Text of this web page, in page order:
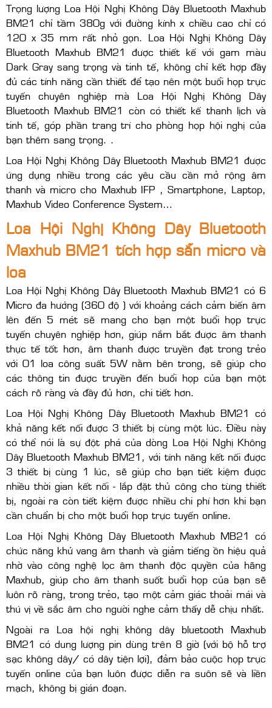
Trọng lượng Loa Hội Nghị Không Dây Bluetooth Maxhub
BM21 chỉ tầm 380g với đường kính x chiều cao chỉ có
120 x 35 mm rất nhỏ gọn. Loa Hội Nghị Không Dây
Bluetooth Maxhub BM21 được thiết kế với gam màu
Dark Gray sang trọng và tinh tế, không chỉ kết hợp đầy
đủ các tính năng cần thiết để tạo nên một buổi họp trực
tuyến chuyên nghiệp mà Loa Hội Nghị Không Dây
Bluetooth Maxhub BM21 còn có thiết kế thanh lịch và
tinh tế, góp phần trang trí cho phòng họp hội nghị của
bạn thêm sang trọng. .
Loa Hội Nghị Không Dây Bluetooth Maxhub BM21 được
ứng dụng nhiều trong các yêu cầu cần mở rộng âm
thanh và micro cho Maxhub IFP , Smartphone, Laptop,
Maxhub Video Conference System…
Loa Hội Nghị Không Dây Bluetooth
Maxhub BM21 tích hợp sẵn micro và
loa
Loa Hội Nghị Không Dây Bluetooth Maxhub BM21 có 6
Micro đa hướng (360 độ ) với khoảng cách cảm biến âm
lên đến 5 mét sẽ mang cho bạn một buổi họp trực
tuyến chuyên nghiệp hơn, giúp nắm bắt được âm thanh
thực tế tốt hơn, âm thanh được truyền đạt trong trẻo
với 01 loa công suất 5W nằm bên trong, sẽ giúp cho
các thông tin được truyền đến buổi họp của bạn một
cách rõ ràng và đầy đủ hơn, chi tiết hơn.
Loa Hội Nghị Không Dây Bluetooth Maxhub BM21 có
khả năng kết nối được 3 thiết bị cùng một lúc. Điều này
có thể nói là sự đột phá của dòng Loa Hội Nghị Không
Dây Bluetooth Maxhub BM21, với tính năng kết nối được
3 thiết bị cùng 1 lúc, sẽ giúp cho bạn tiết kiệm được
nhiều thời gian kết nối - lắp đặt thủ công cho từng thiết
bị, ngoài ra còn tiết kiệm được nhiều chi phí hơn khi bạn
cần chuẩn bị cho một buổi họp trực tuyến online.
Loa Hội Nghị Không Dây Bluetooth Maxhub MB21 có
chức năng khử vang âm thanh và giảm tiếng ồn hiệu quả
nhờ vào công nghệ lọc âm thanh độc quyền của hãng
Maxhub, giúp cho âm thanh suốt buổi họp của bạn sẽ
luôn rõ ràng, trong trẻo, tạo một cảm giác thoải mái và
thú vị về sắc âm cho người nghe cảm thấy dễ chịu nhất.
Ngoài ra Loa hội nghị không dây bluetooth Maxhub
BM21 có dung lượng pin dùng trên 8 giờ (với bộ hỗ trợ
sạc không dây/ có dây tiện lợi), đảm bảo cuộc họp trực
tuyến online của bạn luôn được diễn ra suôn sẽ và liền
mạch, không bị gián đoạn.